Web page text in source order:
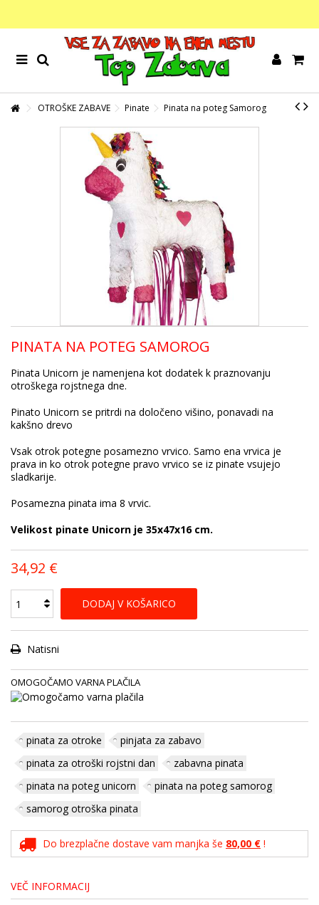
OTROŠKE ZABAVE Pinate Pinata na poteg Samorog
PINATA NA POTEG SAMOROG
Pinata Unicorn je namenjena kot dodatek k praznovanju
otroškega rojstnega dne.
Pinato Unicorn se pritrdi na določeno višino, ponavadi na
kakšno drevo
Vsak otrok potegne posamezno vrvico. Samo ena vrvica je
prava in ko otrok potegne pravo vrvico se iz pinate vsujejo
sladkarije.
Posamezna pinata ima 8 vrvic.
Velikost pinate Unicorn je 35x47x16 cm.
34,92 €
DODAJ V KOŠARICO
Natisni
OMOGOČAMO VARNA PLAČILA
pinata za otroke
pinjata za zabavo
pinata za otroški rojstni dan
zabavna pinata
pinata na poteg unicorn
pinata na poteg samorog
samorog otroška pinata
Do brezplačne dostave vam manjka še 80,00 € !
VEČ INFORMACIJ